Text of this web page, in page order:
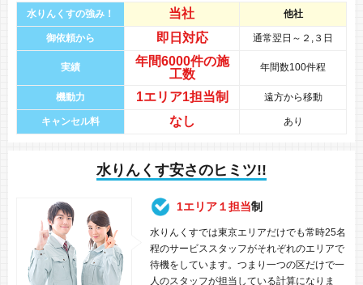
水りんくすの強み！ 当社 他社
御依頼から 即日対応 通常翌日～２,３日
実績 年間6000件の施
工数
年間数100件程
機動力 1エリア1担当制 遠方から移動
キャンセル料 なし あり
水りんくす安さのヒミツ!!
1エリア１担当制
水りんくすでは東京エリアだけでも常時25名
程のサービススタッフがそれぞれのエリアで
待機をしています。つまり一つの区だけで一
人のスタッフが担当している計算になりま